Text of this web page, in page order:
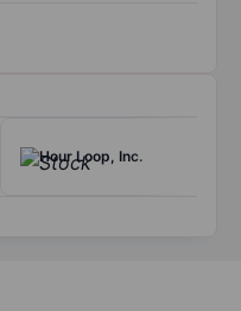
Hour Loop, Inc.